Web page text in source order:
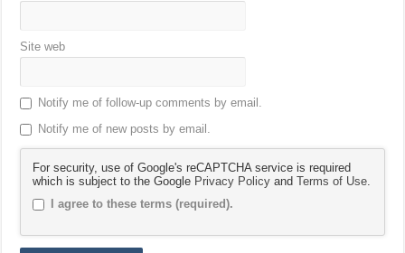
Site web
Notify me of follow-up comments by email.
Notify me of new posts by email.
For security, use of Google's reCAPTCHA service is required
which is subject to the Google Privacy Policy andTerms of Use
I agree to these terms (required).